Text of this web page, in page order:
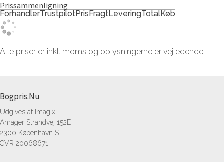
Prissammenligning
ForhandlerTrustpilotPris FragtLeveringTotalKøb
Alle priser er inkl. moms og oplysningerne er vejledende.
Bogpris.Nu
Udgives af Imagix
Amager Strandvej 152E
2300 København S
CVR 20068671